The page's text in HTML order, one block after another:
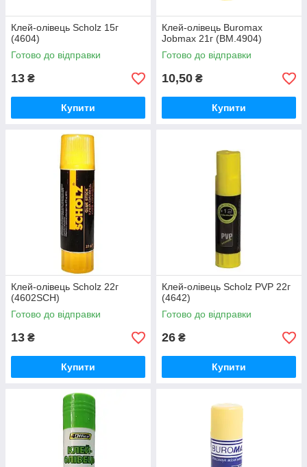
Клей-олівець Scholz 15г
(4604)
Готово до відправки
13 ₴
Купити
Клей-олівець Buromax
Jobmax 21г (BM.4904)
Готово до відправки
10,50 ₴
Купити
Клей-олівець Scholz 22г
(4602SCH)
Готово до відправки
13 ₴
Купити
Клей-олівець Scholz PVP 22г
(4642)
Готово до відправки
26 ₴
Купити